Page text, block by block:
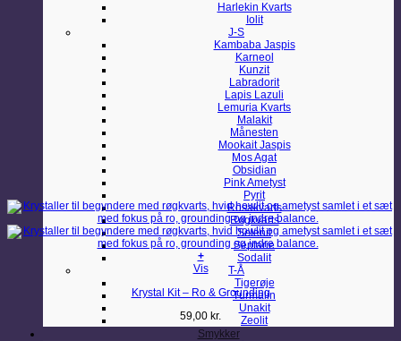
Harlekin Kvarts
Iolit
J-S
Kambaba Jaspis
Karneol
Kunzit
Labradorit
Lapis Lazuli
Lemuria Kvarts
Malakit
Månesten
Mookait Jaspis
Mos Agat
Obsidian
Pink Ametyst
Pyrit
Rosakvarts
Røgkvarts
Selenit
Septarie
Sodalit
T-Å
Tigerøje
Turmalin
Unakit
Zeolit
Smykker
+
Vis
Krystal Kit – Ro & Grounding
59,00 kr.